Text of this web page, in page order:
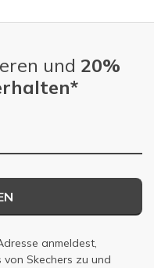
und 20%
anmeldest,
von Skechers zu und